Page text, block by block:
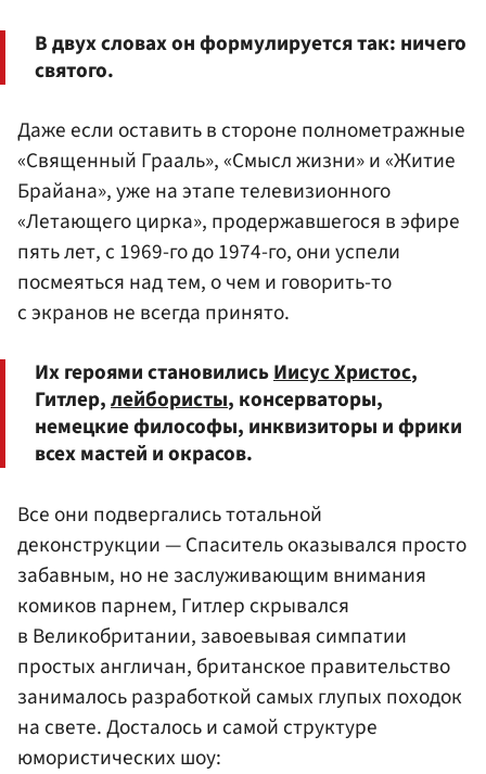
В двух словах он формулируется так: ничего
святого.
Даже если оставить в стороне полнометражные
«Священный Грааль», «Смысл жизни» и «Житие
Брайана», уже на этапе телевизионного
«Летающего цирка», продержавшегося в эфире
пять лет, с 1969-го до 1974-го, они успели
посмеяться над тем, о чем и говорить-то
с экранов не всегда принято.
Их героями становилисьИисус Христос,
Гитлер,лейбористы, консерваторы,
немецкие философы, инквизиторы и фрики
всех мастей и окрасов.
Все они подвергались тотальной
деконструкции — Спаситель оказывался просто
забавным, но не заслуживающим внимания
комиков парнем, Гитлер скрывался
в Великобритании, завоевывая симпатии
простых англичан, британское правительство
занималось разработкой самых глупых походок
на свете. Досталось и самой структуре
юмористических шоу: